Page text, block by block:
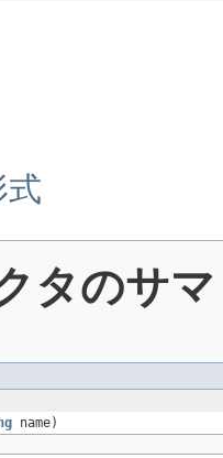
式
タのサ
name)